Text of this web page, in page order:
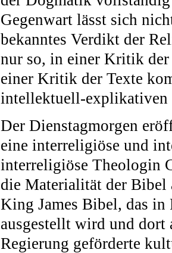
Gegenwart lässt sich
bekanntes Verdikt der
nur so, in einer Kritik
einer Kritik der Texte
intellektuell-
Der Dienstagmorgen
eine interreligiöse und
interreligiöse Theologin
die Materialität der Bibel
King James Bibel, das in
ausgestellt wird und
Regierung geförderte